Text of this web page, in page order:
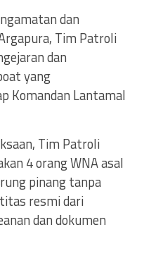
dan
Tim Patroli
dan
yang
Komandan Lantamal
Tim Patroli
4 orang WNA asal
pinang tanpa
resmi dari
dan dokumen